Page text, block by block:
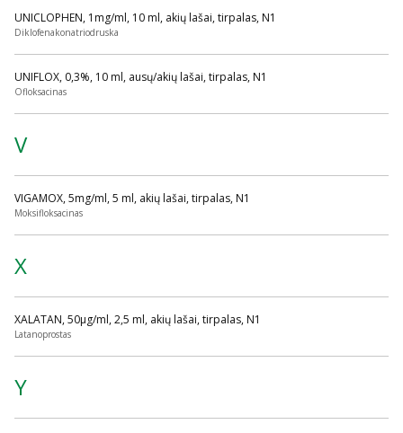
UNICLOPHEN, 1mg/ml, 10 ml, akių lašai, tirpalas, N1
Diklofenakonatriodruska
UNIFLOX, 0,3%, 10 ml, ausų/akių lašai, tirpalas, N1
Ofloksacinas
V
VIGAMOX, 5mg/ml, 5 ml, akių lašai, tirpalas, N1
Moksifloksacinas
X
XALATAN, 50µg/ml, 2,5 ml, akių lašai, tirpalas, N1
Latanoprostas
Y